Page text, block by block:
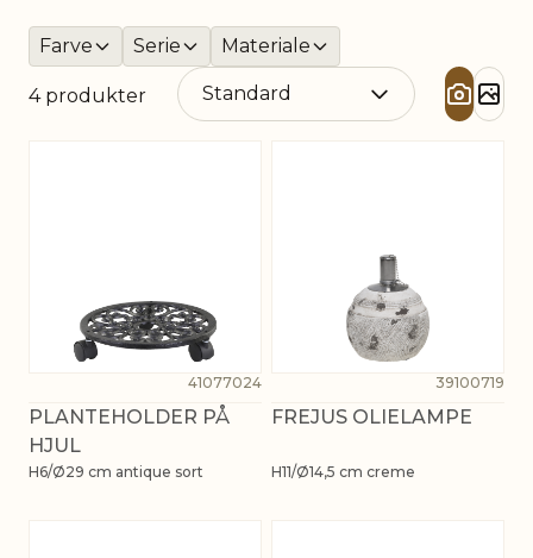
Farve Serie Materiale
4produkter
41077024
PLANTEHOLDER PÅ
HJUL
H6/Ø29 cm antique sort
39100719
FREJUS OLIELAMPE
H11/Ø14,5 cm creme